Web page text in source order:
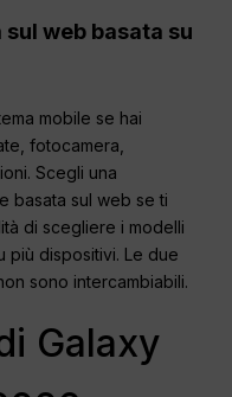
web basata su
mobile se hai
fotocamera,
Scegli una
basata sul web se ti
di scegliere i modelli
più dispositivi. Le due
sono intercambiabili.
Galaxy